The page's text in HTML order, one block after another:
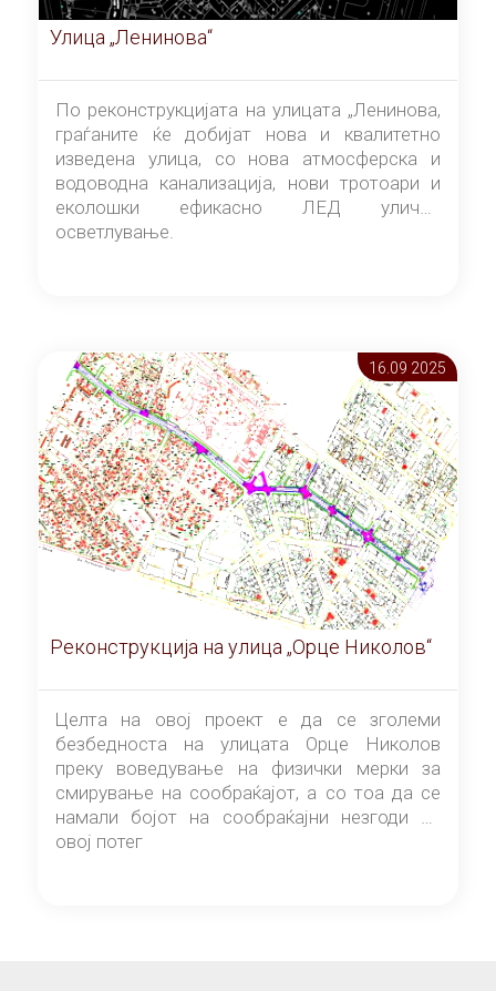
Улица „Ленинова“
По реконструкцијата на улицата „Ленинова,
граѓаните ќе добијат нова и квалитетно
изведена улица, со нова атмосферска и
водоводна канализација, нови тротоари и
еколошки ефикасно ЛЕД улично
осветлување.
16.09 2025
Реконструкција на улица „Орце Николов“
Целта на овој проект е да се зголеми
безбедноста на улицата Орце Николов
преку воведување на физички мерки за
смирување на сообраќајот, а со тоа да се
намали бојот на сообраќајни незгоди на
овој потег